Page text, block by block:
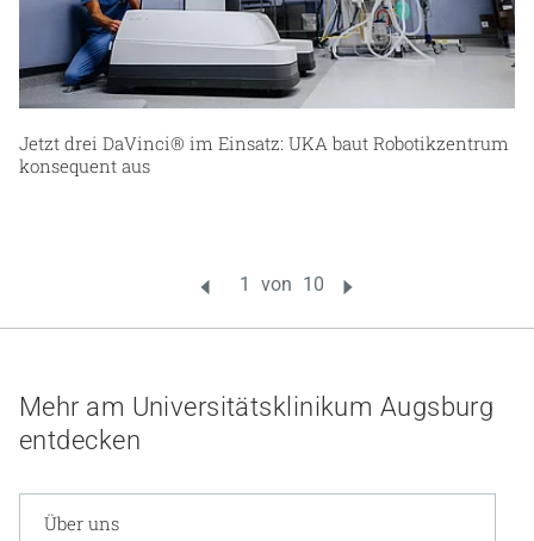
Jetzt drei DaVinci® im Einsatz: UKA baut Robotikzentrum
konsequent aus
Mehr am Universitätsklinikum Augsburg
entdecken
Über uns